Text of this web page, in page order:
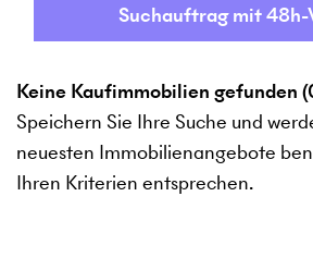
Suchauftrag mit
Keine Kaufimmobilien gefunden
Speichern Sie Ihre Suche und
neuesten Immobilienangebote
Ihren Kriterien entsprechen.